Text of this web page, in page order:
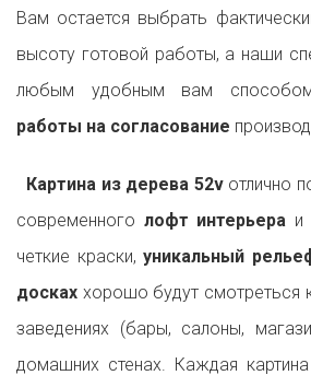
Вам остается выбрать
высоту готовой работы, а наши
любым удобным вам
работы на согласование
Картина из дерева 52vотлично
современного лофт интерьера и
четкие краски,уникальный
досках хорошо будут смотреться
заведениях (бары, салоны,
домашних стенах. Каждая картина